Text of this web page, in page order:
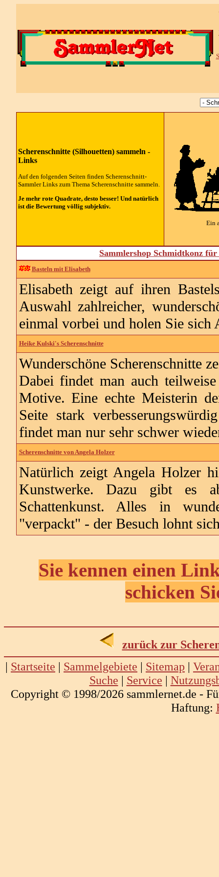
Scherenschnitte (Silhouetten) sammeln -
Links
Auf den folgenden Seiten finden Scherenschnitt-
Sammler Links zum Thema Scherenschnitte sammeln.
Je mehr rote Quadrate, desto besser! Und natürlich
ist die Bewertung völlig subjektiv.
Ein
Sammlershop Schmidtkonz
Basteln mit Elisabeth
Elisabeth zeigt auf ihren
Auswahl zahlreicher,
einmal vorbei und holen Sie sich
Heike Kulski's Scherenschnitte
Wunderschöne Scherenschnitte
Dabei findet man auch
Motive. Eine echte Meisterin
Seite stark
findet man nur sehr schwer
Scherenschnitte von Angela Holzer
Natürlich zeigt Angela Holzer
Kunstwerke. Dazu gibt es
Schattenkunst. Alles in
"verpackt" - der Besuch lohnt
Sie kennen einen
schicken
zurück zur
| Startseite | Sammelgebiete | Sitemap |
Suche | Service |
Copyright © 1998/2026 sammlernet.de -
Haftung: